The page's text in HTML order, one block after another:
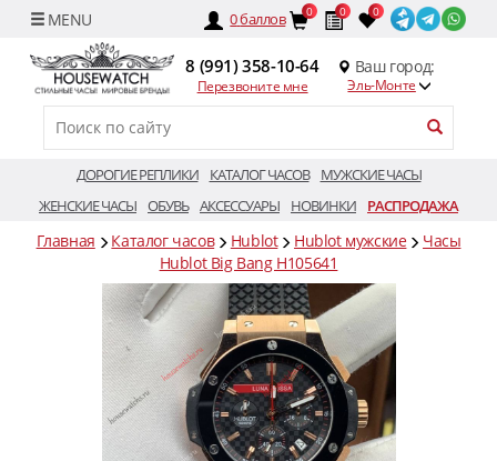
0баллов 0 0 0
8 (991) 358-10-64
Перезвоните мне
Ваш город:
Эль-Монте
ДОРОГИЕ РЕПЛИКИ КАТАЛОГ ЧАСОВ
МУЖСКИЕ ЧАСЫ
ЖЕНСКИЕ ЧАСЫ ОБУВЬ АКСЕССУАРЫ НОВИНКИ РАСПРОДАЖА
Главная Каталог часов Hublot Hublot мужские
Часы
Hublot Big Bang H105641